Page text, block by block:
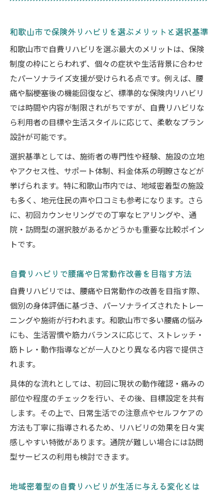
和歌山市で保険外リハビリを選ぶメリットと選択基準
和歌山市で自費リハビリを選ぶ最大のメリットは、保険
制度の枠にとらわれず、個々の症状や生活背景に合わせ
たパーソナライズ支援が受けられる点です。例えば、腰
痛や脳梗塞後の機能回復など、標準的な保険内リハビリ
では時間や内容が制限されがちですが、自費リハビリな
ら利用者の目標や生活スタイルに応じて、柔軟なプラン
設計が可能です。
選択基準としては、施術者の専門性や経験、施設の立地
やアクセス性、サポート体制、料金体系の明瞭さなどが
挙げられます。特に和歌山市内では、地域密着型の施設
も多く、地元住民の声や口コミも参考になります。さら
に、初回カウンセリングでの丁寧なヒアリングや、通
院・訪問型の選択肢があるかどうかも重要な比較ポイン
トです。
自費リハビリで腰痛や日常動作改善を目指す方法
自費リハビリでは、腰痛や日常動作の改善を目指す際、
個別の身体評価に基づき、パーソナライズされたトレー
ニングや施術が行われます。和歌山市で多い腰痛の悩み
にも、生活習慣や筋力バランスに応じて、ストレッチ・
筋トレ・動作指導などが一人ひとり異なる内容で提供さ
れます。
具体的な流れとしては、初回に現状の動作確認・痛みの
部位や程度のチェックを行い、その後、目標設定を共有
します。その上で、日常生活での注意点やセルフケアの
方法も丁寧に指導されるため、リハビリの効果を日々実
感しやすい特徴があります。通院が難しい場合には訪問
型サービスの利用も検討できます。
地域密着型の自費リハビリが生活に与える変化とは